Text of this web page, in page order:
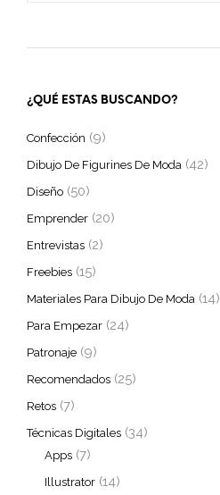
¿QUÉ ESTAS BUSCANDO?
Confección (9)
Dibujo De Figurines De Moda (42)
Diseño (50)
Emprender (20)
Entrevistas (2)
Freebies (15)
Materiales Para Dibujo De Moda (14)
Para Empezar (24)
Patronaje (9)
Recomendados (25)
Retos (7)
Técnicas Digitales (34)
Apps (7)
Illustrator (14)